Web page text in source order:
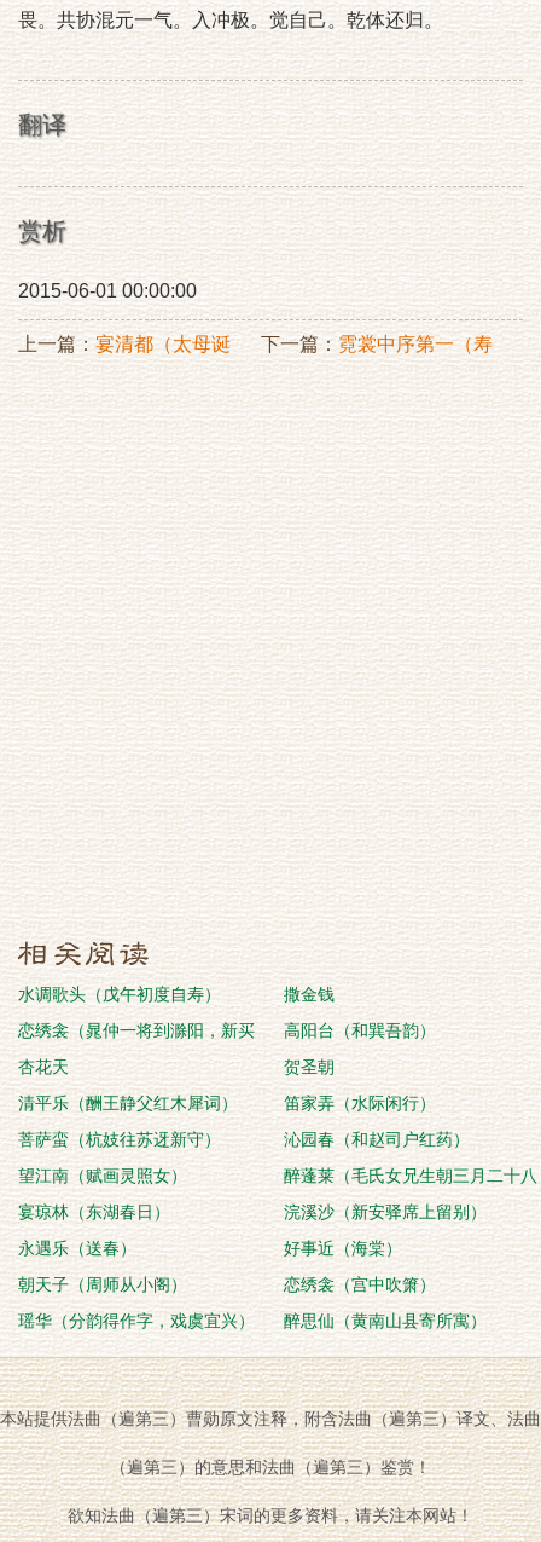
畏。共协混元一气。入冲极。觉自己。乾体还归。
翻译
赏析
2015-06-01 00:00:00
上一篇：宴清都（太母诞
辰）
下一篇：霓裳中序第一（寿
王之朝）
水调歌头（戊午初度自寿）
撒金钱
恋绣衾（晁仲一将到滁阳，新买
妾）
高阳台（和巽吾韵）
杏花天
贺圣朝
清平乐（酬王静父红木犀词）
笛家弄（水际闲行）
菩萨蛮（杭妓往苏迓新守）
沁园春（和赵司户红药）
望江南（赋画灵照女）
醉蓬莱（毛氏女兄生朝三月二十八
日）
宴琼林（东湖春日）
浣溪沙（新安驿席上留别）
永遇乐（送春）
好事近（海棠）
朝天子（周师从小阁）
恋绣衾（宫中吹箫）
瑶华（分韵得作字，戏虞宜兴）
醉思仙（黄南山县寄所寓）
本站提供法曲（遍第三）曹勋原文注释，附含法曲（遍第三）译文、法曲
（遍第三）的意思和法曲（遍第三）鉴赏！
欲知法曲（遍第三）宋词的更多资料，请关注本网站！